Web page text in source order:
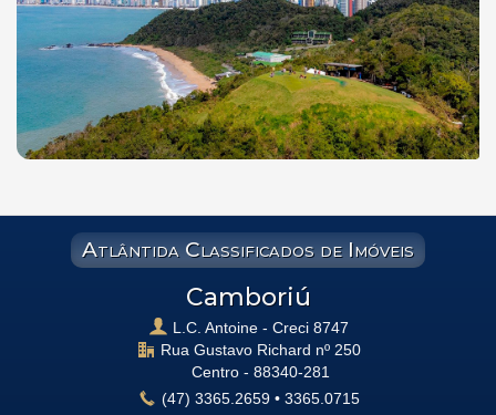
Atlântida Classificados de Imóveis
Camboriú
L.C. Antoine - Creci 8747
Rua Gustavo Richard nº 250
Centro - 88340-281
(47) 3365.2659 • 3365.0715